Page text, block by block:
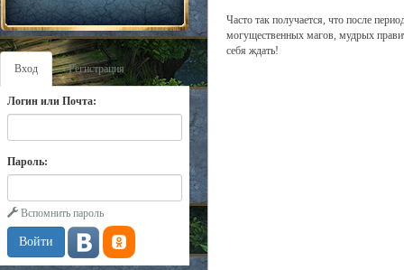
Вход Регистрация
Логин или Почта:
Пароль:
Вспомнить пароль
Часто так получается, что после
могущественных магов, мудрых
себя ждать!